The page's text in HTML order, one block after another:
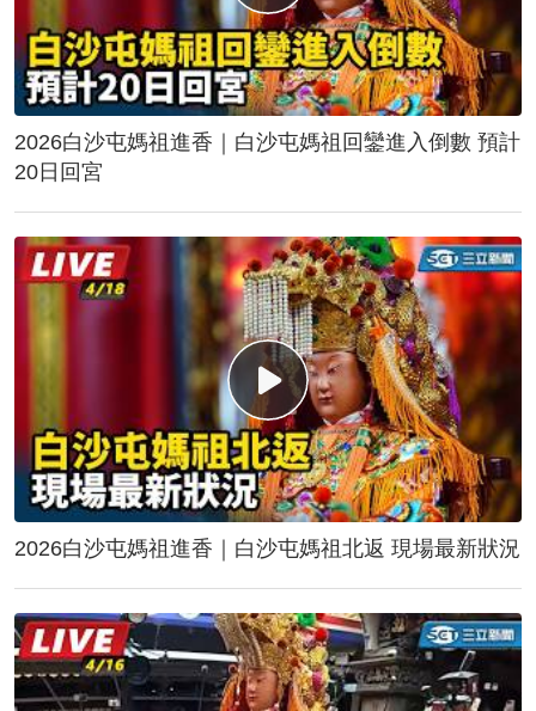
2026白沙屯媽祖進香｜白沙屯媽祖回鑾進入倒數 預計
20日回宮
2026白沙屯媽祖進香｜白沙屯媽祖北返 現場最新狀況